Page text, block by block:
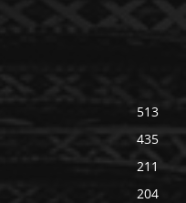
513
435
211
204